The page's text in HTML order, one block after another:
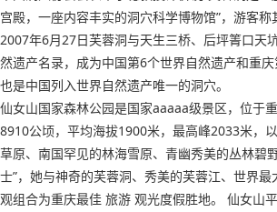
宫殿，一座内容丰实的洞穴科学博物馆”，游客称
2007年6月27日芙蓉洞与天生三桥、后坪箐口天
然遗产名录，成为中国第6个世界自然遗产和重庆
也是中国列入世界自然遗产唯一的洞穴。
仙女山国家森林公园是国家aaaaa级景区，位于
8910公顷，平均海拔1900米，最高峰2033米，
草原、南国罕见的林海雪原、青幽秀美的丛林碧
士”，她与神奇的芙蓉洞、秀美的芙蓉江、世界
观组合为重庆最佳 旅游 观光度假胜地。 仙女山